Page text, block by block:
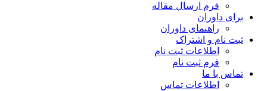
فرم ارسال مقاله
برای داوران
راهنمای داوران
ثبت نام و اشتراک
اطلاعات ثبت نام
فرم ثبت نام
تماس با ما
اطلاعات تماس